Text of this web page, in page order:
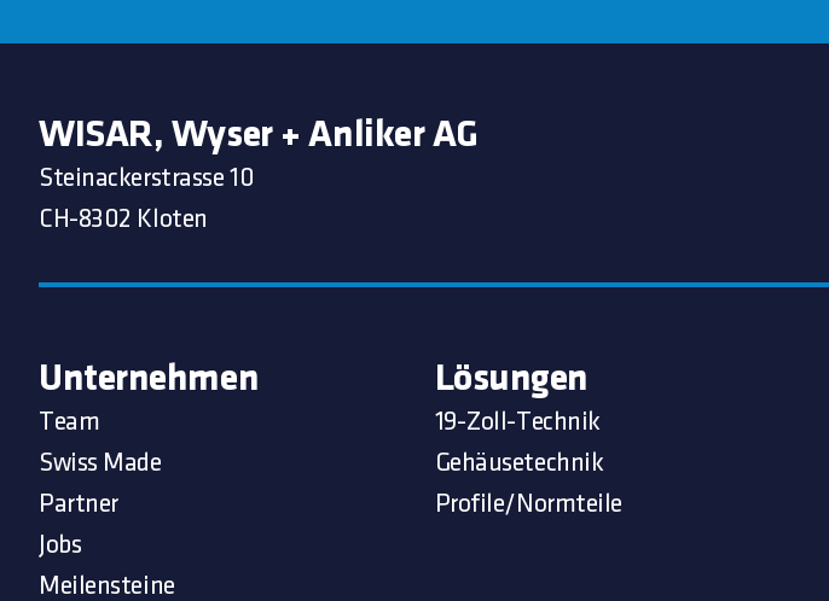
WISAR, Wyser + Anliker AG
Steinackerstrasse 10
CH-8302 Kloten
Unternehmen
Team
Swiss Made
Partner
Jobs
Meilensteine
Lösungen
19-Zoll-Technik
Gehäusetechnik
Profile/Normteile